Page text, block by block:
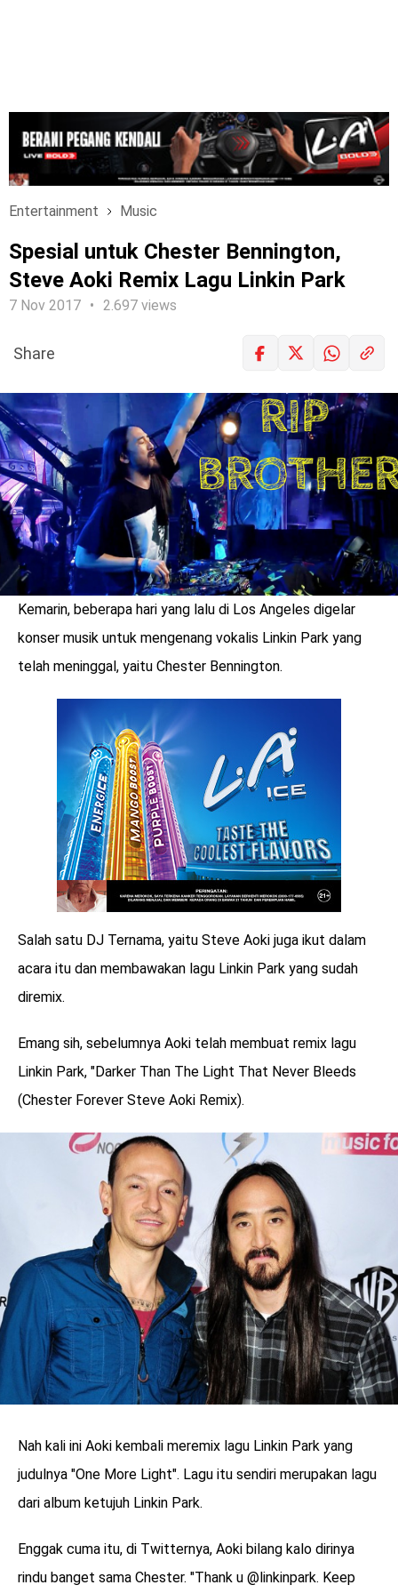
Entertainment Music
Spesial untuk Chester Bennington,
Steve Aoki Remix Lagu Linkin Park
7 Nov 2017 2.697 views
benefit
menarik
LOGIN
Share
Kemarin, beberapa hari yang lalu di Los Angeles digelar
konser musik untuk mengenang vokalis Linkin Park yang
telah meninggal, yaitu Chester Bennington.
Salah satu DJ Ternama, yaitu Steve Aoki juga ikut dalam
acara itu dan membawakan lagu Linkin Park yang sudah
diremix.
Emang sih, sebelumnya Aoki telah membuat remix lagu
Linkin Park, "Darker Than The Light That Never Bleeds
(Chester Forever Steve Aoki Remix).
Nah kali ini Aoki kembali meremix lagu Linkin Park yang
judulnya "One More Light". Lagu itu sendiri merupakan lagu
dari album ketujuh Linkin Park.
Enggak cuma itu, di Twitternya, Aoki bilang kalo dirinya
rindu banget sama Chester. "Thank u @linkinpark. Keep